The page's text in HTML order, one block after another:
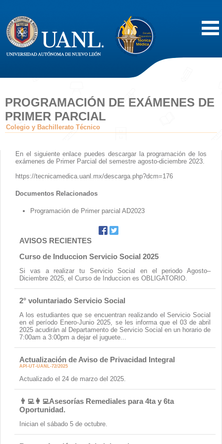
Acerca de
Oferta Educativa
Vida Estudiantil
Servicios
PROGRAMACIÓN DE EXÁMENES DE
PRIMER PARCIAL
Colegio y Bachillerato Técnico
En el siguiente enlace puedes descargar la programación de los
exámenes de Primer Parcial del semestre agosto-diciembre 2023.
https://tecnicamedica.uanl.mx/descarga.php?dcm=176
Documentos Relacionados
Programación de Primer parcial AD2023
AVISOS RECIENTES
Curso de Induccion Servicio Social 2025
Si vas a realizar tu Servicio Social en el periodo Agosto–
Diciembre 2025, el Curso de Induccion es OBLIGATORIO.
2° voluntariado Servicio Social
A los estudiantes que se encuentran realizando el Servicio Social
en el período Enero-Junio 2025, se les informa que el 03 de abril
2025 acudirán al Departamento de Servicio Social en un horario de
7:00am a 3:00pm a dejar el juguete...
Actualización de Aviso de Privacidad Integral
API-UT-UANL-72/2025
Actualizado el 24 de marzo del 2025.
👨‍💻👩‍💻Asesorías Remediales para 4ta y 6ta
Oportunidad.
Inician el sábado 5 de octubre.